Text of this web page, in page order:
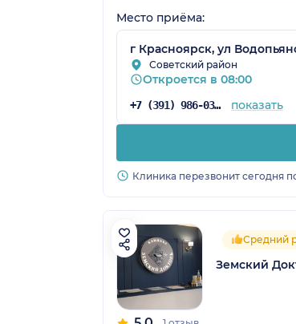
Место приёма:
г Красноярск, ул
Советский район
Откроется в 08:00
+7 (391) 986-03-09 показать
Клиника перезвонит сегодня
Средний
Земский